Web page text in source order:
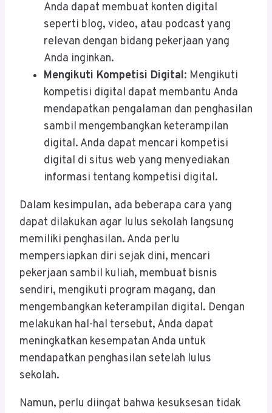
Anda dapat membuat konten digital
seperti blog, video, atau podcast yang
relevan dengan bidang pekerjaan yang
Anda inginkan.
Mengikuti Kompetisi Digital: Mengikuti
kompetisi digital dapat membantu Anda
mendapatkan pengalaman dan penghasilan
sambil mengembangkan keterampilan
digital. Anda dapat mencari kompetisi
digital di situs web yang menyediakan
informasi tentang kompetisi digital.
Dalam kesimpulan, ada beberapa cara yang
dapat dilakukan agar lulus sekolah langsung
memiliki penghasilan. Anda perlu
mempersiapkan diri sejak dini, mencari
pekerjaan sambil kuliah, membuat bisnis
sendiri, mengikuti program magang, dan
mengembangkan keterampilan digital. Dengan
melakukan hal-hal tersebut, Anda dapat
meningkatkan kesempatan Anda untuk
mendapatkan penghasilan setelah lulus
sekolah.
Namun, perlu diingat bahwa kesuksesan tidak